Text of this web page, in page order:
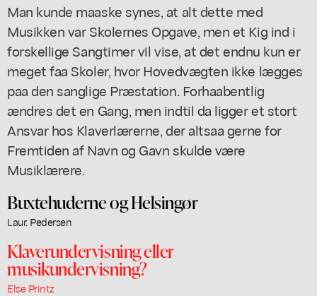
Man kunde maaske synes, at alt dette med
Musikken var Skolernes Opgave, men et Kig ind i
forskellige Sangtimer vil vise, at det endnu kun er
meget faa Skoler, hvor Hovedvægten ikke lægges
paa den sanglige Præstation. Forhaabentlig
ændres det en Gang, men indtil da ligger et stort
Ansvar hos Klaverlærerne, der altsaa gerne for
Fremtiden af Navn og Gavn skulde være
Musiklærere.
Buxtehuderne og Helsingør
Laur. Pedersen
Klaverundervisning eller
musikundervisning?
Else Printz